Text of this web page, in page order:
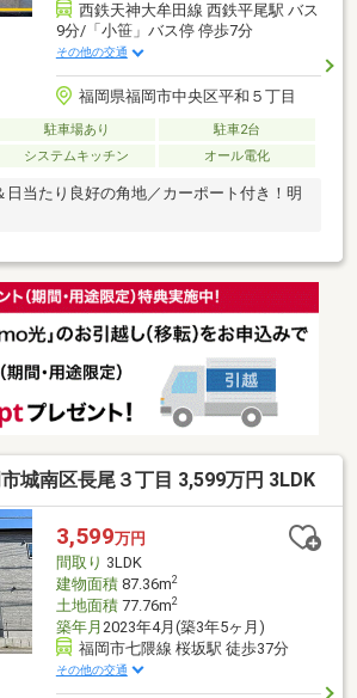
西鉄天神大牟田線 西鉄平尾駅 バス
9分/「小笹」バス停 停歩7分
その他の交通
福岡県福岡市中央区平和５丁目
駐車場あり
駐車2台
システムキッチン オール電化
日当たり良好の角地／カーポート付き！明
城南区長尾３丁目 3,599万円 3LDK
3,599万円
間取り 3LDK
建物面積87.36m2
土地面積77.76m2
築年月 2023年4月(築3年5ヶ月)
福岡市七隈線 桜坂駅 徒歩37分
その他の交通